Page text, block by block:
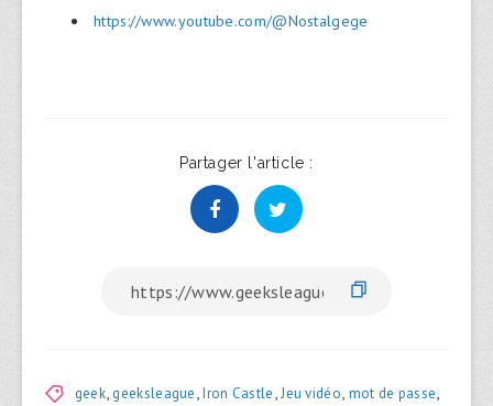
https://www.youtube.com/@Nostalgege
Partager l'article :
geek, geeksleague,Iron Castle,Jeu vidéo, mot de passe,